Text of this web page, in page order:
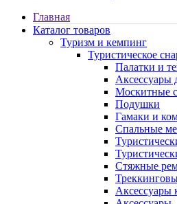
Главная
Каталог товаров
Туризм и кемпинг
Туристическое
Палатки и
Аксессуары
Москитные
Подушки
Гамаки и
Спальные
Стяжные
Аксессуары